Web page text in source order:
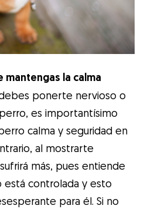
mantengas la calma
ponerte nervioso o
es importantísimo
calma y seguridad en
al mostrarte
más, pues entiende
está controlada y esto
para él. Si no